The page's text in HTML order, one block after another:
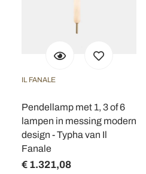
IL FANALE
Pendellamp met 1, 3 of 6
lampen in messing modern
design - Typha van Il
Fanale
€ 1.321,08